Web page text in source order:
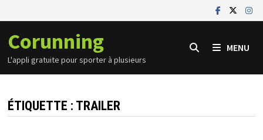
au
contenu
Corunning
L'appli gratuite pour sporter à plusieurs
MENU
ÉTIQUETTE : TRAILER